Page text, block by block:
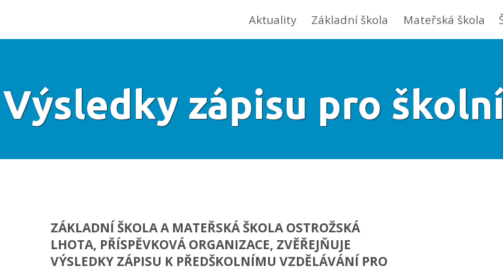
Aktuality Základní škola Mateřská škola
Výsledky zápisu pro
ZÁKLADNÍ ŠKOLA A MATEŘSKÁ ŠKOLA OSTROŽSKÁ
LHOTA, PŘÍSPĚVKOVÁ ORGANIZACE, ZVĚŘEJŇUJE
VÝSLEDKY ZÁPISU K PŘEDŠKOLNÍMU VZDĚLÁVÁNÍ PRO